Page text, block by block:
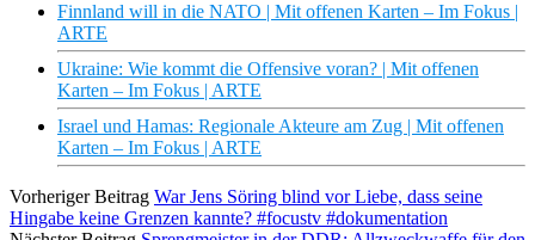
Finnland will in die NATO | Mit offenen Karten – Im Fokus |
ARTE
Ukraine: Wie kommt die Offensive voran? | Mit offenen
Karten – Im Fokus | ARTE
Israel und Hamas: Regionale Akteure am Zug | Mit offenen
Karten – Im Fokus | ARTE
Vorheriger Beitrag War Jens Söring blind vor Liebe, dass seine
Hingabe keine Grenzen kannte? #focustv #dokumentation